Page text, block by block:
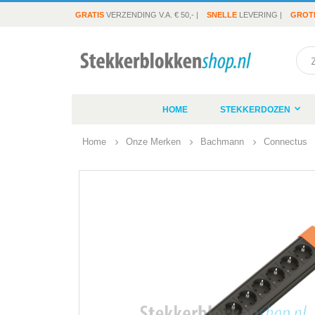
GRATIS VERZENDING V.A. € 50,- | SNELLE LEVERING |
HOME STEKKERDOZEN
Home Onze Merken Bachmann Connectus